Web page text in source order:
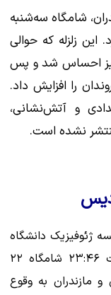
شامگاه سه‌شنبه
زلزله که حوالی
احساس شد و پس
را افزایش داد.
و آتش‌نشانی،
نشده است.
ژئوفیزیک دانشگاه
تهران، زلزله‌ای به بزرگی ۴.۶ ریشتر ساعت ۲۳:۴۶ شامگاه ۲۲
تهران و مازندران به وقوع